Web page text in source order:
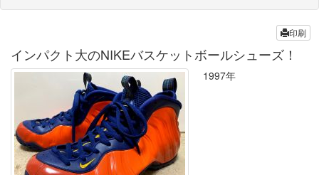
印刷
インパクト大のNIKEバスケットボールシューズ！
1997年